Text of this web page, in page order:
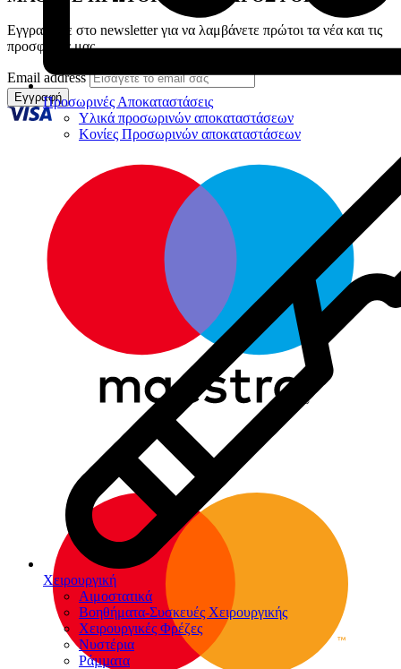
Προσωρινές Αποκαταστάσεις
Υλικά προσωρινών αποκαταστάσεων
Κονίες Προσωρινών αποκαταστάσεων
Χειρουργική
Αιμοστατικά
Βοηθήματα-Συσκευές Χειρουργικής
Χειρουργικές Φρέζες
Νυστέρια
Ράµµατα
Εγγραφείτε στο newsletter για να λαμβάνετε πρώτοι τα νέα και τις
προσφορές μας
Email address
Εγγραφή